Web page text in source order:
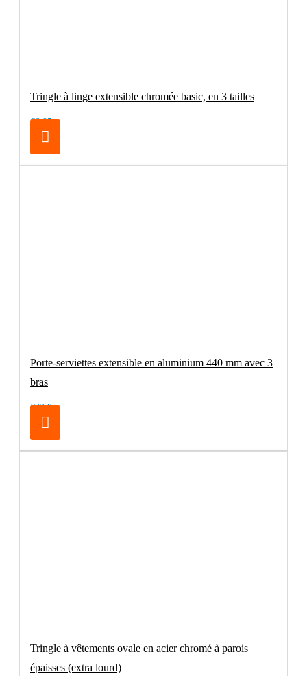
Tringle à linge extensible chromée basic, en 3 tailles
€6.95
Porte-serviettes extensible en aluminium 440 mm avec 3
bras
€32.95
Tringle à vêtements ovale en acier chromé à parois
épaisses (extra lourd)